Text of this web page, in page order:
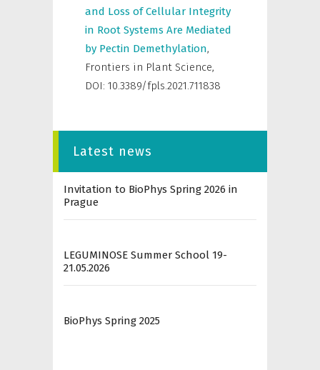
and Loss of Cellular Integrity
in Root Systems Are Mediated
by Pectin Demethylation,
Frontiers in Plant Science,
DOI: 10.3389/fpls.2021.711838
Latest news
Invitation to BioPhys Spring 2026 in
Prague
LEGUMINOSE Summer School 19-
21.05.2026
BioPhys Spring 2025